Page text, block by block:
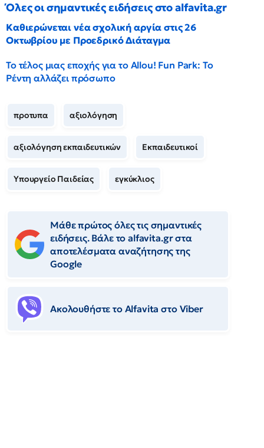
Όλες οι σημαντικές ειδήσεις στο alfavita.gr
Καθιερώνεται νέα σχολική αργία στις 26
Οκτωβρίου με Προεδρικό Διάταγμα
Το τέλος μιας εποχής για το Allou! Fun Park: Το
Ρέντη αλλάζει πρόσωπο
προτυπα αξιολόγηση
αξιολόγηση εκπαιδευτικών Εκπαιδευτικοί
Υπουργείο Παιδείας εγκύκλιος
Μάθε πρώτος όλες τις σημαντικές
ειδήσεις. Βάλε το alfavita.gr στα
αποτελέσματα αναζήτησης της
Google
Ακολουθήστε το Αlfavita στο Viber